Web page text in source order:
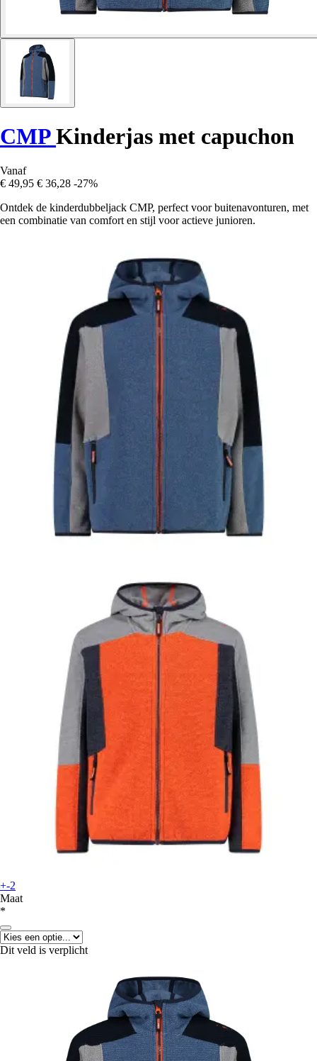
CMPKinderjas met capuchon
Vanaf
€ 49,95 € 36,28 -27%
Ontdek de kinderdubbeljack CMP, perfect voor buitenavonturen, met
een combinatie van comfort en stijl voor actieve junioren.
+-2
Maat
*
Dit veld is verplicht